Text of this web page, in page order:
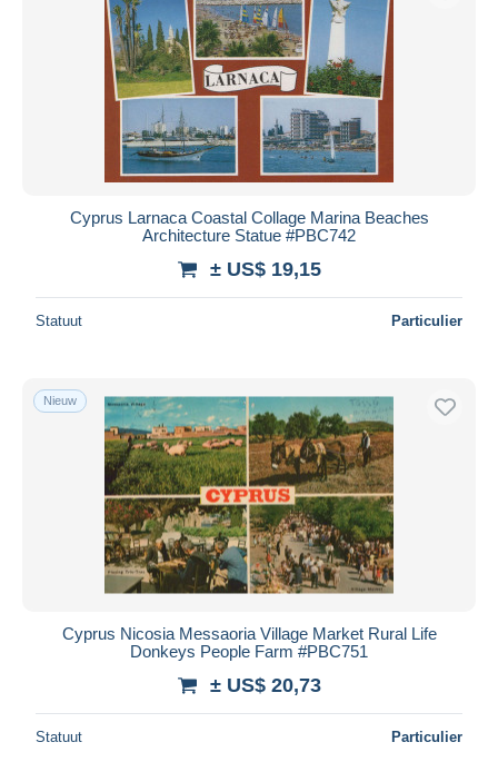
Cyprus Larnaca Coastal Collage Marina Beaches
Architecture Statue #PBC742
± US$ 19,15
Statuut Particulier
Nieuw
Cyprus Nicosia Messaoria Village Market Rural Life
Donkeys People Farm #PBC751
± US$ 20,73
Statuut Particulier